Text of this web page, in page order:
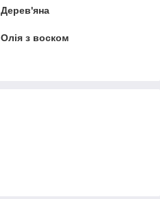
Дерев'яна
Олія з воском